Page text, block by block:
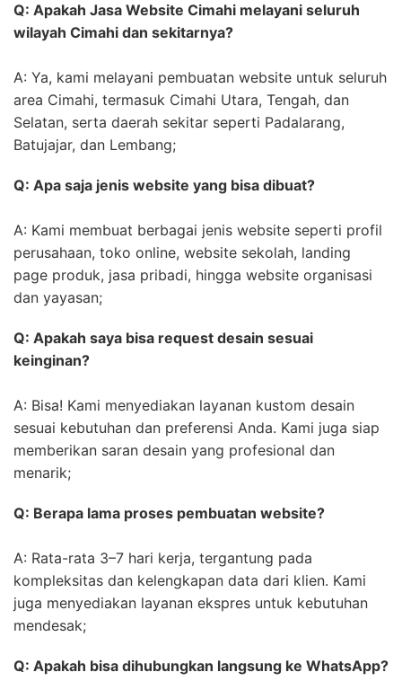
Q: Apakah Jasa Website Cimahi melayani seluruh
wilayah Cimahi dan sekitarnya?
A: Ya, kami melayani pembuatan website untuk seluruh
area Cimahi, termasuk Cimahi Utara, Tengah, dan
Selatan, serta daerah sekitar seperti Padalarang,
Batujajar, dan Lembang;
Q: Apa saja jenis website yang bisa dibuat?
A: Kami membuat berbagai jenis website seperti profil
perusahaan, toko online, website sekolah, landing
page produk, jasa pribadi, hingga website organisasi
dan yayasan;
Q: Apakah saya bisa request desain sesuai
keinginan?
A: Bisa! Kami menyediakan layanan kustom desain
sesuai kebutuhan dan preferensi Anda. Kami juga siap
memberikan saran desain yang profesional dan
menarik;
Q: Berapa lama proses pembuatan website?
A: Rata-rata 3–7 hari kerja, tergantung pada
kompleksitas dan kelengkapan data dari klien. Kami
juga menyediakan layanan ekspres untuk kebutuhan
mendesak;
Q: Apakah bisa dihubungkan langsung ke WhatsApp?